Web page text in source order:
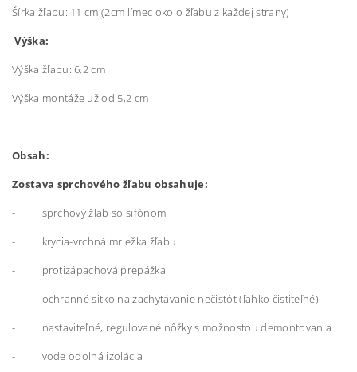
Šírka žľabu: 11 cm (2cm límec okolo žľabu z každej strany)
Výška:
Výška žľabu: 6,2 cm
Výška montáže už od 5,2 cm
Obsah:
Zostava sprchového žľabu obsahuje:
- sprchový žľab so sifónom
- krycia-vrchná mriežka žľabu
- protizápachová prepážka
- ochranné sitko na zachytávanie nečistôt (ľahko čistiteľné)
- nastaviteľné, regulované nôžky s možnosťou demontovania
- vode odolná izolácia